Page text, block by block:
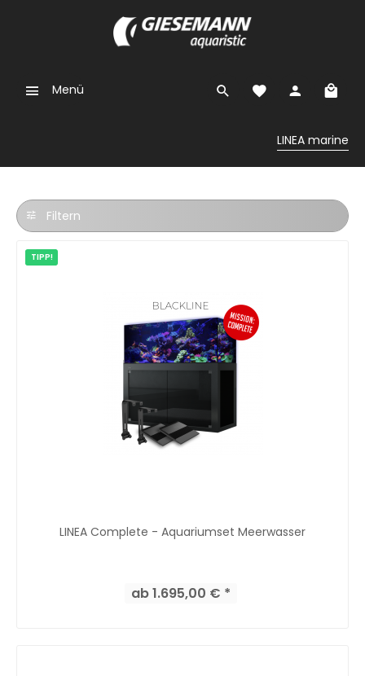
Menü
LINEA marine
Filtern
TIPP!
LINEA Complete - Aquariumset Meerwasser
ab 1.695,00 € *